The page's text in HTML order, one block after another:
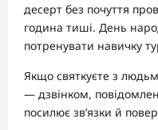
десерт без почуття
година тиші. День
потренувати навичку
Якщо святкуєте з
— дзвінком,
посилює зв’язки й